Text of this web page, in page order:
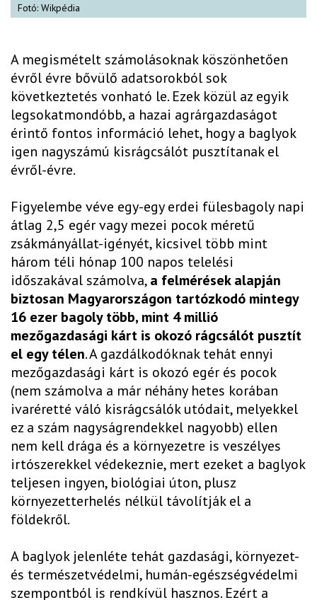
Fotó: Wikpédia
A megismételt számolásoknak köszönhetően
évről évre bővülő adatsorokból sok
következtetés vonható le. Ezek közül az egyik
legsokatmondóbb, a hazai agrárgazdaságot
érintő fontos információ lehet, hogy a baglyok
igen nagyszámú kisrágcsálót pusztítanak el
évről-évre.
Figyelembe véve egy-egy erdei fülesbagoly napi
átlag 2,5 egér vagy mezei pocok méretű
zsákmányállat-igényét, kicsivel több mint
három téli hónap 100 napos telelési
időszakával számolva,a felmérések alapján
biztosan Magyarországon tartózkodó mintegy
16 ezer bagoly több, mint 4 millió
mezőgazdasági kárt is okozó rágcsálót pusztít
el egy télen. A gazdálkodóknak tehát ennyi
mezőgazdasági kárt is okozó egér és pocok
(nem számolva a már néhány hetes korában
ivaréretté váló kisrágcsálók utódait, melyekkel
ez a szám nagyságrendekkel nagyobb) ellen
nem kell drága és a környezetre is veszélyes
irtószerekkel védekeznie, mert ezeket a baglyok
teljesen ingyen, biológiai úton, plusz
környezetterhelés nélkül távolítják el a
földekről.
A baglyok jelenléte tehát gazdasági, környezet-
és természetvédelmi, humán-egészségvédelmi
szempontból is rendkívül hasznos. Ezért a